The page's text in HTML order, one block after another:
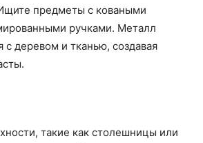
предметы с коваными
ручками. Металл
с деревом и тканью, создавая
такие как столешницы или